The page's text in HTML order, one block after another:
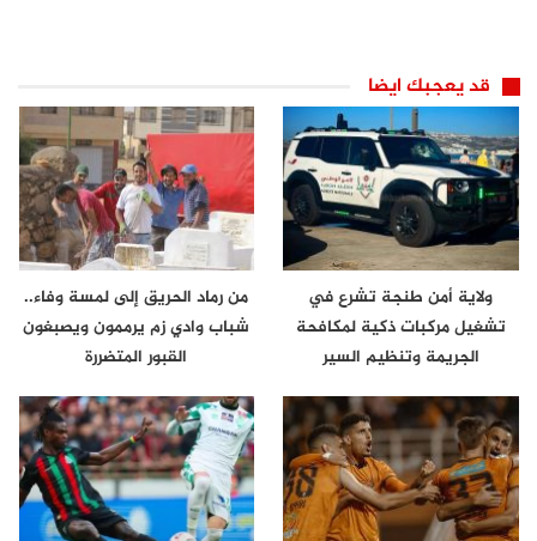
قد يعجبك ايضا
ولاية أمن طنجة تشرع في
تشغيل مركبات ذكية لمكافحة
الجريمة وتنظيم السير
من رماد الحريق إلى لمسة وفاء..
شباب وادي زم يرممون ويصبغون
القبور المتضررة